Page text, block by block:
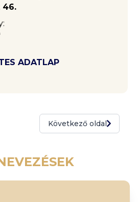
46.
ADATLAP
Következő oldal